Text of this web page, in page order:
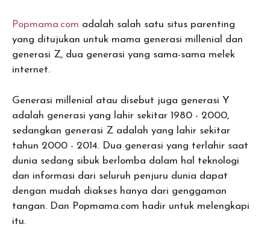
Popmama.com adalah salah satu situs parenting
yang ditujukan untuk mama generasi millenial dan
generasi Z, dua generasi yang sama-sama melek
internet.
Generasi millenial atau disebut juga generasi Y
adalah generasi yang lahir sekitar 1980 - 2000,
sedangkan generasi Z adalah yang lahir sekitar
tahun 2000 - 2014. Dua generasi yang terlahir saat
dunia sedang sibuk berlomba dalam hal teknologi
dan informasi dari seluruh penjuru dunia dapat
dengan mudah diakses hanya dari genggaman
tangan. Dan Popmama.com hadir untuk melengkapi
itu.